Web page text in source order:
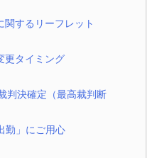
するリーフレット
更タイミング
判決確定（最高裁判断
勤」にご用心